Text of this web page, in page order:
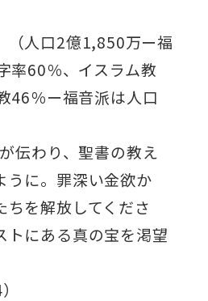
人口2億1,850万ー福
率60％、イスラム教
46％ー福音派は人口
伝わり、聖書の教え
うに。罪深い金欲か
ちを解放してくださ
トにある真の宝を渇望